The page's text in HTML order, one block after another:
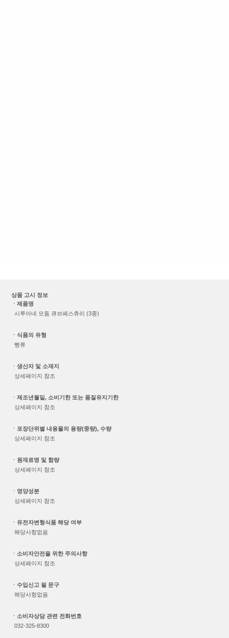
상품 고시 정보
ㆍ제품명
시루아네 모둠 큐브페스츄리 (3종)
ㆍ식품의 유형
빵류
ㆍ생산자 및 소재지
상세페이지 참조
ㆍ제조년월일, 소비기한 또는 품질유지기한
상세페이지 참조
ㆍ포장단위별 내용물의 용량(중량), 수량
상세페이지 참조
ㆍ원재료명 및 함량
상세페이지 참조
ㆍ영양성분
상세페이지 참조
ㆍ유전자변형식품 해당 여부
해당사항없음
ㆍ소비자안전을 위한 주의사항
상세페이지 참조
ㆍ수입신고 필 문구
해당사항없음
ㆍ소비자상담 관련 전화번호
032-325-8300